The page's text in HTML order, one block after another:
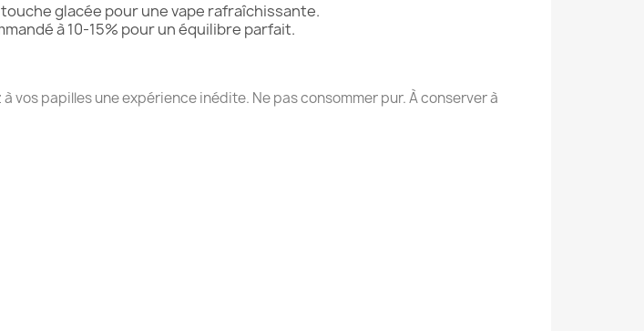
glacée pour une vape rafraîchissante.
à 10-15% pour un équilibre parfait.
vos papilles une expérience inédite. Ne pas consommer pur. À conserver à